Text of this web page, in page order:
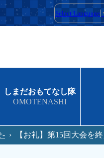
Select Language
しまだおもてなし隊
OMOTENASHI
- › 【お礼】第15回大会を